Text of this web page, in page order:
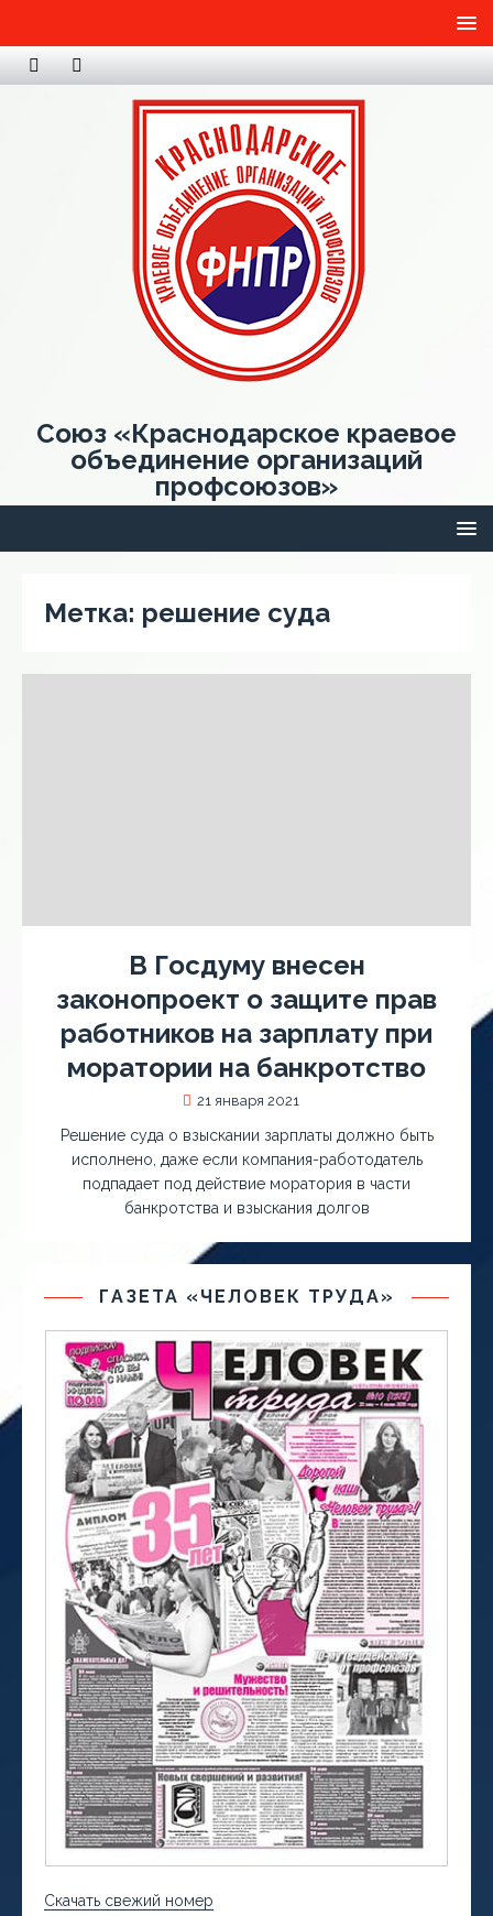
Союз «Краснодарское краевое
объединение организаций
профсоюзов»
Метка: решение суда
В Госдуму внесен
законопроект о защите прав
работников на зарплату при
моратории на банкротство
21 января 2021
Решение суда о взыскании зарплаты должно быть
исполнено, даже если компания-работодатель
подпадает под действие моратория в части
банкротства и взыскания долгов
ГАЗЕТА «ЧЕЛОВЕК ТРУДА»
Скачать свежий номер